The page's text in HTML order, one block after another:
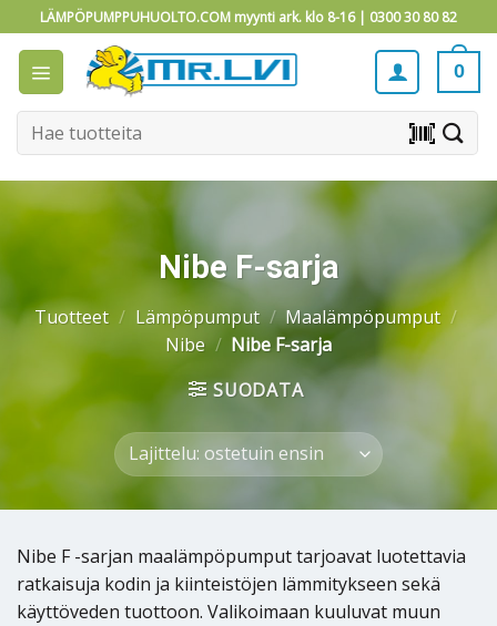
to
content
LÄMPÖPUMPPUHUOLTO.COM myynti ark. klo 8-16 | 0300 30 80 82
0
Etsi: barcode_scanner
Nibe F-sarja
Tuotteet / Lämpöpumput / Maalämpöpumput /
Nibe / Nibe F-sarja
SUODATA
Nibe F -sarjan maalämpöpumput tarjoavat luotettavia
ratkaisuja kodin ja kiinteistöjen lämmitykseen sekä
käyttöveden tuottoon. Valikoimaan kuuluvat muun